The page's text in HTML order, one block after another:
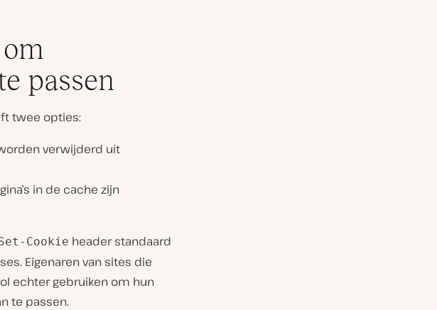
passen
twee opties:
verwijderd uit
in de cache zijn
Cookie header standaard
Eigenaren van sites die
echter gebruiken om hun
te passen.